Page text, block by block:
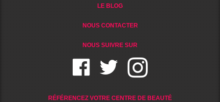
LE BLOG
NOUS CONTACTER
NOUS SUIVRE SUR
RÉFÉRENCEZ VOTRE CENTRE DE BEAUTÉ